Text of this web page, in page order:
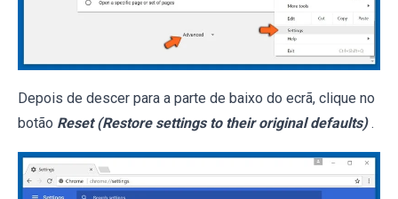
Depois de descer para a parte de baixo do ecrã, clique no
botão Reset (Restore settings to their original defaults) .